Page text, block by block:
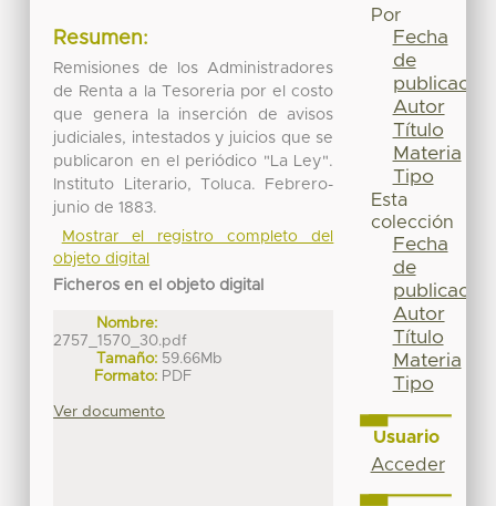
Resumen:
Remisiones de los Administradores
de Renta a la Tesoreria por el costo
que genera la inserción de avisos
judiciales, intestados y juicios que se
publicaron en el periódico "La Ley".
Instituto Literario, Toluca. Febrero-
junio de 1883.
Mostrar el registro completo del
objeto digital
Ficheros en el objeto digital
Nombre:
2757_1570_30.pdf
Tamaño: 59.66Mb
Formato: PDF
Ver documento
Por
Fecha
de
publicación
Autor
Título
Materia
Tipo
Esta
colección
Fecha
de
publicación
Autor
Título
Materia
Tipo
Usuario
Acceder